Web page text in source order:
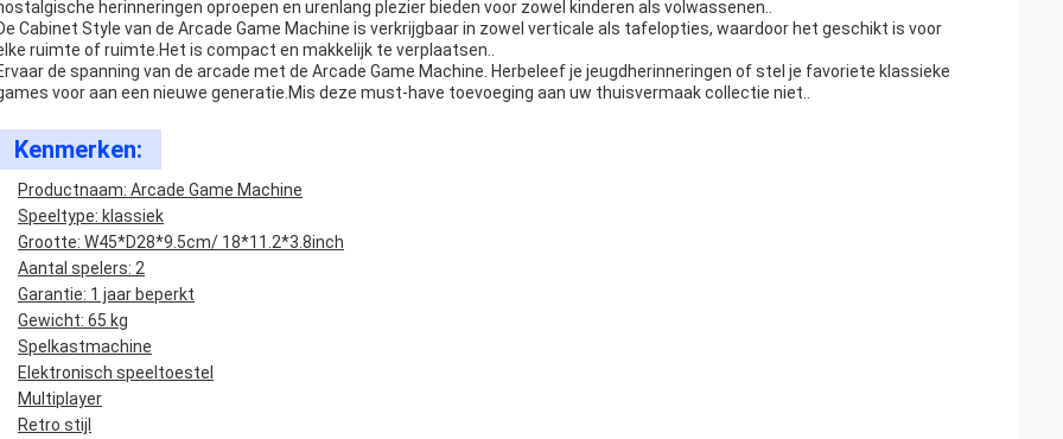
herinneringen oproepen en urenlang plezier bieden voor zowel kinderen als volwassenen..
Cabinet Style van de Arcade Game Machine is verkrijgbaar in zowel verticale als tafelopties, waardoor het geschikt is voor
ruimte of ruimte.Het is compact en makkelijk te verplaatsen..
de spanning van de arcade met de Arcade Game Machine. Herbeleef je jeugdherinneringen of stel je favoriete klassieke
voor aan een nieuwe generatie.Mis deze must-have toevoeging aan uw thuisvermaak collectie niet..
Kenmerken:
Productnaam: Arcade Game Machine
Speeltype: klassiek
Grootte: W45*D28*9.5cm/ 18*11.2*3.8inch
Aantal spelers: 2
Garantie: 1 jaar beperkt
Gewicht: 65 kg
Spelkastmachine
Elektronisch speeltoestel
Multiplayer
Retro stijl